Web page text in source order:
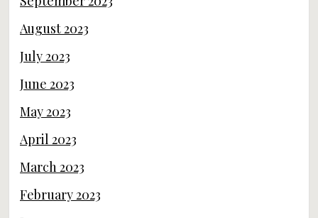
August 2023
July 2023
June 2023
May 2023
April 2023
March 2023
February 2023